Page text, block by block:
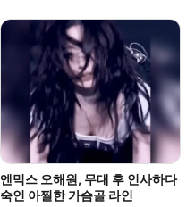
엔믹스 오해원, 무대 후 인사하다
숙인 아찔한 가슴골 라인